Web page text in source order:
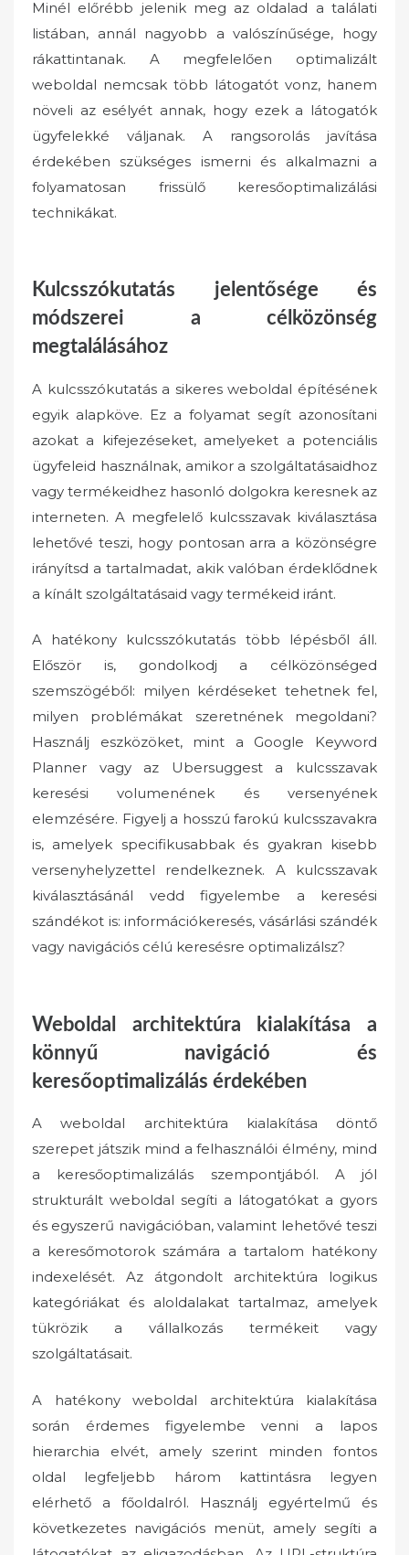
Minél előrébb jelenik meg az oldalad a találati
listában, annál nagyobb a valószínűsége, hogy
rákattintanak. A megfelelően optimalizált
weboldal nemcsak több látogatót vonz, hanem
növeli az esélyét annak, hogy ezek a látogatók
ügyfelekké váljanak. A rangsorolás javítása
érdekében szükséges ismerni és alkalmazni a
folyamatosan frissülő keresőoptimalizálási
technikákat.
Kulcsszókutatás jelentősége és
módszerei a célközönség
megtalálásához
A kulcsszókutatás a sikeres weboldal építésének
egyik alapköve. Ez a folyamat segít azonosítani
azokat a kifejezéseket, amelyeket a potenciális
ügyfeleid használnak, amikor a szolgáltatásaidhoz
vagy termékeidhez hasonló dolgokra keresnek az
interneten. A megfelelő kulcsszavak kiválasztása
lehetővé teszi, hogy pontosan arra a közönségre
irányítsd a tartalmadat, akik valóban érdeklődnek
a kínált szolgáltatásaid vagy termékeid iránt.
A hatékony kulcsszókutatás több lépésből áll.
Először is, gondolkodj a célközönséged
szemszögéből: milyen kérdéseket tehetnek fel,
milyen problémákat szeretnének megoldani?
Használj eszközöket, mint a Google Keyword
Planner vagy az Ubersuggest a kulcsszavak
keresési volumenének és versenyének
elemzésére. Figyelj a hosszú farokú kulcsszavakra
is, amelyek specifikusabbak és gyakran kisebb
versenyhelyzettel rendelkeznek. A kulcsszavak
kiválasztásánál vedd figyelembe a keresési
szándékot is: információkeresés, vásárlási szándék
vagy navigációs célú keresésre optimalizálsz?
Weboldal architektúra kialakítása a
könnyű navigáció és
keresőoptimalizálás érdekében
A weboldal architektúra kialakítása döntő
szerepet játszik mind a felhasználói élmény, mind
a keresőoptimalizálás szempontjából. A jól
strukturált weboldal segíti a látogatókat a gyors
és egyszerű navigációban, valamint lehetővé teszi
a keresőmotorok számára a tartalom hatékony
indexelését. Az átgondolt architektúra logikus
kategóriákat és aloldalakat tartalmaz, amelyek
tükrözik a vállalkozás termékeit vagy
szolgáltatásait.
A hatékony weboldal architektúra kialakítása
során érdemes figyelembe venni a lapos
hierarchia elvét, amely szerint minden fontos
oldal legfeljebb három kattintásra legyen
elérhető a főoldalról. Használj egyértelmű és
következetes navigációs menüt, amely segíti a